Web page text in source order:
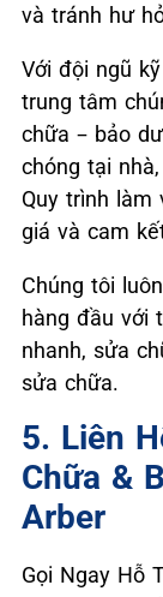
và tránh hư
Với đội ngũ
trung tâm
chữa – bảo
chóng tại
Quy trình làm
giá và cam
Chúng tôi
hàng đầu với
nhanh, sửa
sửa chữa.
5. Liên
Chữa &
Arber
Gọi Ngay Hỗ